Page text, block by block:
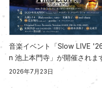
音楽イベント「Slow LIVE
n 池上本門寺」が開催されま
2026年7月23日